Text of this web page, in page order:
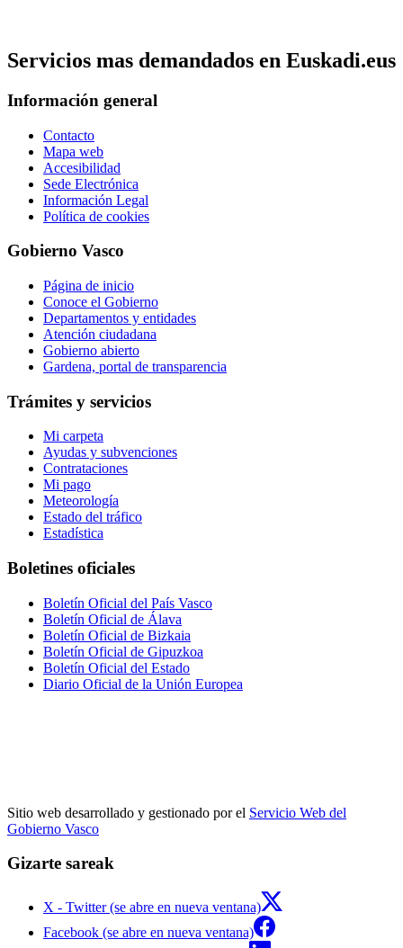
Servicios mas demandados en Euskadi.eus
Información general
Contacto
Mapa web
Accesibilidad
Sede Electrónica
Información Legal
Política de cookies
Gobierno Vasco
Página de inicio
Conoce el Gobierno
Departamentos y entidades
Atención ciudadana
Gobierno abierto
Gardena, portal de transparencia
Trámites y servicios
Mi carpeta
Ayudas y subvenciones
Contrataciones
Mi pago
Meteorología
Estado del tráfico
Estadística
Boletines oficiales
Boletín Oficial del País Vasco
Boletín Oficial de Álava
Boletín Oficial de Bizkaia
Boletín Oficial de Gipuzkoa
Boletín Oficial del Estado
Diario Oficial de la Unión Europea
Sitio web desarrollado y gestionado por el Servicio Web del
Gobierno Vasco
Gizarte sareak
X - Twitter (se abre en nueva ventana)
Facebook (se abre en nueva ventana)